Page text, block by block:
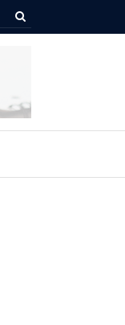
Guadalajara